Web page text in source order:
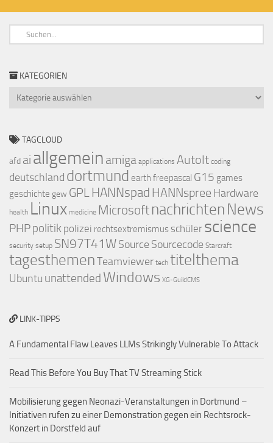
KATEGORIEN
TAGCLOUD
afd ai allgemein amiga applications AutoIt coding
deutschland dortmund earth freepascal G15 games
geschichte gew GPL HANNspad HANNspree Hardware
health Linux medicine Microsoft nachrichten News
PHPpolitik polizei rechtsextremismus schüler science
security setup SN97T41WSource Sourcecode Starcraft
tagesthemenTeamviewer tech titelthema
Ubuntu unattended Windows XG-GuildCMS
LINK-TIPPS
A Fundamental Flaw Leaves LLMs Strikingly Vulnerable To Attack
Read This Before You Buy That TV Streaming Stick
Mobilisierung gegen Neonazi-Veranstaltungen in Dortmund –
Initiativen rufen zu einer Demonstration gegen ein Rechtsrock-
Konzert in Dorstfeld auf